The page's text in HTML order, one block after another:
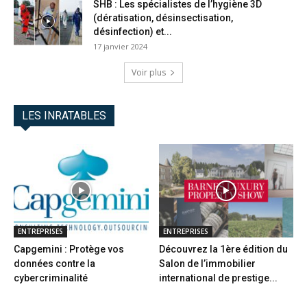
SHB : Les spécialistes de l’hygiène 3D
(dératisation, désinsectisation,
désinfection) et...
17 janvier 2024
Voir plus
LES INRATABLES
ENTREPRISES
Capgemini : Protège vos
données contre la
cybercriminalité
ENTREPRISES
Découvrez la 1ère édition du
Salon de l’immobilier
international de prestige...